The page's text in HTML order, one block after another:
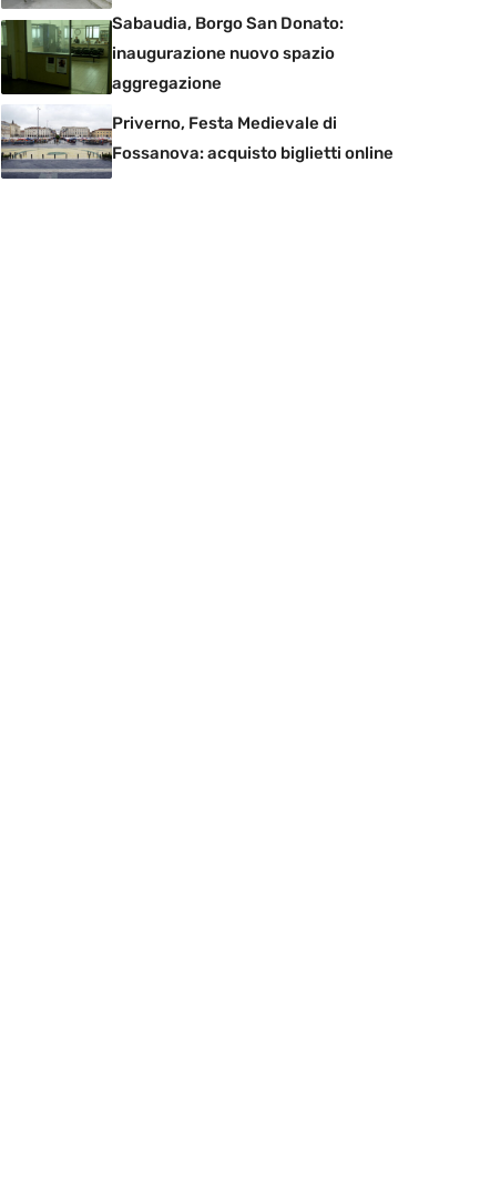
Sabaudia, Borgo San Donato:
inaugurazione nuovo spazio
aggregazione
Priverno, Festa Medievale di
Fossanova: acquisto biglietti online